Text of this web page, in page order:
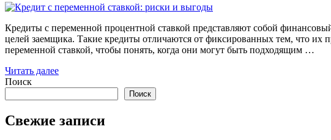
Кредиты с переменной процентной ставкой представляют собой
целей заемщика. Такие кредиты отличаются от фиксированных тем, что их
переменной ставкой, чтобы понять, когда они могут быть подходящим …
Читать далее
Поиск
Поиск
Свежие записи